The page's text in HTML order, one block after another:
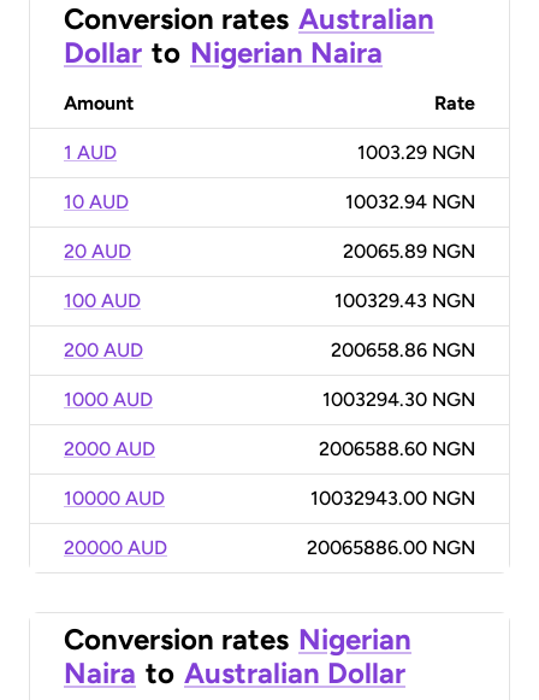
Conversion rates Australian
Dollar to Nigerian Naira
Amount Rate
1 AUD 1003.29 NGN
10 AUD 10032.94 NGN
20 AUD 20065.89 NGN
100 AUD 100329.43 NGN
200 AUD 200658.86 NGN
1000 AUD 1003294.30 NGN
2000 AUD 2006588.60 NGN
10000 AUD 10032943.00 NGN
20000 AUD 20065886.00 NGN
Conversion rates Nigerian
Naira to Australian Dollar